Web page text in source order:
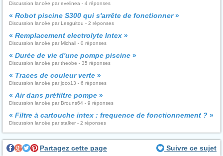
Discussion lancée par evelinea - 4 réponses
« Robot piscine S300 qui s'arrête de fonctionner»
Discussion lancée par Lesguitou - 2 réponses
« Remplacement electrolyte Intex »
Discussion lancée par Michail - 0 réponses
« Durée de vie d'une pompe piscine »
Discussion lancée par theobe - 35 réponses
« Traces de couleur verte »
Discussion lancée par joco13 - 6 réponses
« Air dans préfiltre pompe »
Discussion lancée par Brouns64 - 9 réponses
« Filtre à cartouche intex : frequence de fonctionnement ? »
Discussion lancée par stalker - 2 réponses
Partagez cette page Suivre ce sujet